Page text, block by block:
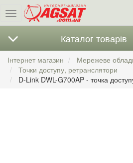
Меню
Каталог товарів
Інтернет магазин
Мережеве
Точки доступу, ретранслятори
D-Link DWL-G700AP - точка